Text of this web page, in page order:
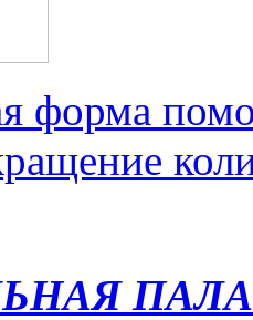
форма